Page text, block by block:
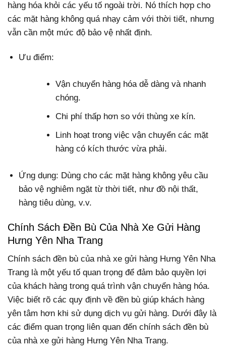
hàng hóa khỏi các yếu tố ngoài trời. Nó thích hợp cho
các mặt hàng không quá nhạy cảm với thời tiết, nhưng
vẫn cần một mức độ bảo vệ nhất định.
Ưu điểm:
Vận chuyển hàng hóa dễ dàng và nhanh
chóng.
Chi phí thấp hơn so với thùng xe kín.
Linh hoạt trong việc vận chuyển các mặt
hàng có kích thước vừa phải.
Ứng dụng: Dùng cho các mặt hàng không yêu cầu
bảo vệ nghiêm ngặt từ thời tiết, như đồ nội thất,
hàng tiêu dùng, v.v.
Chính Sách Đền Bù Của Nhà Xe Gửi Hàng
Hưng Yên Nha Trang
Chính sách đền bù của nhà xe gửi hàng Hưng Yên Nha
Trang là một yếu tố quan trọng để đảm bảo quyền lợi
của khách hàng trong quá trình vận chuyển hàng hóa.
Việc biết rõ các quy định về đền bù giúp khách hàng
yên tâm hơn khi sử dụng dịch vụ gửi hàng. Dưới đây là
các điểm quan trọng liên quan đến chính sách đền bù
của nhà xe gửi hàng Hưng Yên Nha Trang.